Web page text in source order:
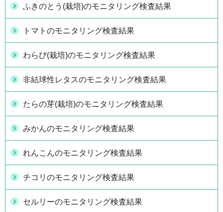
ふきのとう(栽培)のモニタリング検査結果
トマトのモニタリング検査結果
わらび(栽培)のモニタリング検査結果
非結球性レタスのモニタリング検査結果
たらの芽(栽培)のモニタリング検査結果
みかんのモニタリング検査結果
れんこんのモニタリング検査結果
チコリのモニタリング検査結果
セルリーのモニタリング検査結果